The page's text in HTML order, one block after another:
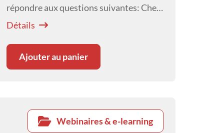
répondre aux questions suivantes: Chez
quels patients devrait être effectuée une
Détails
Ajouter au panier
Webinaires & e-learning